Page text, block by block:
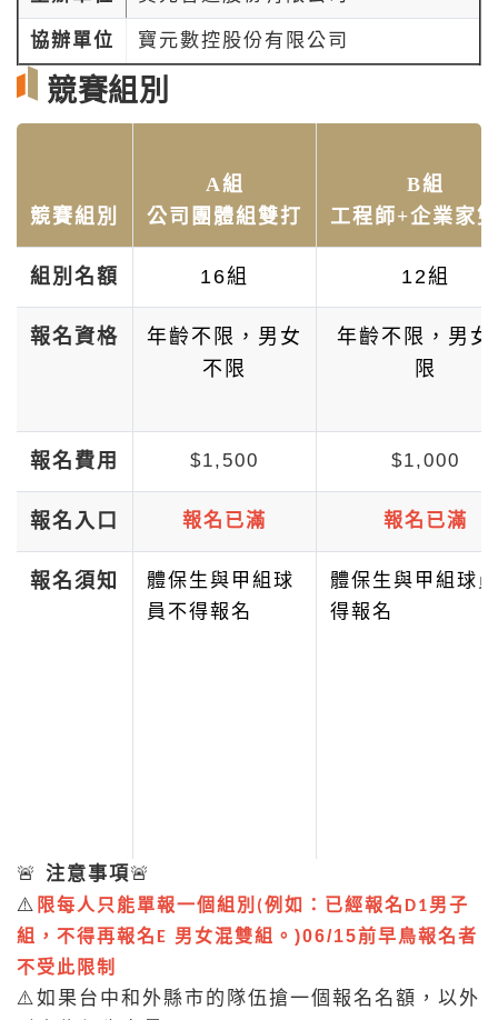
協辦單位 寶元數控股份有限公司
競賽組別
競賽組別
A組
公司團體組雙打
B組
工程師+企業家
組別名額 16組 12組
報名資格
年齡不限，男女
不限
年齡不限 ，男
限
報名費用 $1,500 $1,000
報名入口 報名已滿 報名已滿
報名須知
體保生與甲組球
員不得報名
體保生與甲組球
得報名
🚨 注意事項🚨
⚠️ 限每人只能單報一個組別 (例如：已經報名 D1男子
組，不得再報名 E 男女混雙組。)06/15前早鳥報名者
不受此限制
⚠️如果台中和外縣市的隊伍搶一個報名名額，以外